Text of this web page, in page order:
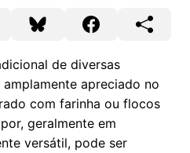
de diversas
apreciado no
com farinha ou flocos
geralmente em
versátil, pode ser